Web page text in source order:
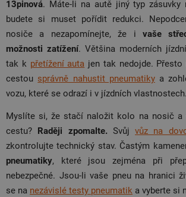
13pinová. Máte-li na autě jiný typ zásuvky
budete si muset pořídit redukci.
nosiče a nezapomínejte, že i vaše
možnosti zatížení. Většina moderních
tak k přetížení auta jen tak nedojde. Přesto
cestou správně nahustit pneumatikya
vozu, které se odrazí i v jízdních vlastnostech.
Myslíte si, že stačí naložit kolo na nosič a
cestu? Raději zpomalte. Svůj vůz na
zkontrolujte technický stav. Častým
pneumatiky, které jsou zejména při
nebezpečné. Jsou-li vaše pneu na hranici
se na nezávislé testy pneumatik a vyberte si